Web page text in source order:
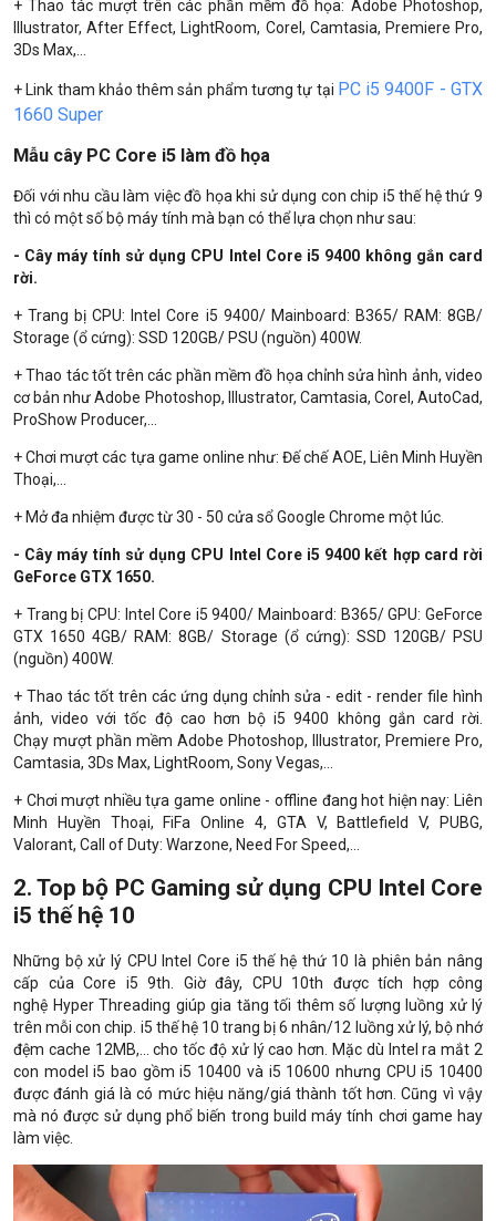
+ Thao tác mượt trên các phần mềm đồ họa: Adobe Photoshop,
Illustrator, After Effect, LightRoom, Corel, Camtasia, Premiere Pro,
3Ds Max,...
+ Link tham khảo thêm sản phẩm tương tự tại PC i5 9400F - GTX
1660 Super
Mẫu cây PC Core i5 làm đồ họa
Đối với nhu cầu làm việc đồ họa khi sử dụng con chip i5 thế hệ thứ 9
thì có một số bộ máy tính mà bạn có thể lựa chọn như sau:
- Cây máy tính sử dụng CPU Intel Core i5 9400 không gắn card
rời.
+ Trang bị CPU: Intel Core i5 9400/ Mainboard: B365/ RAM: 8GB/
Storage (ổ cứng): SSD 120GB/ PSU (nguồn) 400W.
+ Thao tác tốt trên các phần mềm đồ họa chỉnh sửa hình ảnh, video
cơ bản như Adobe Photoshop, Illustrator, Camtasia, Corel, AutoCad,
ProShow Producer,...
+ Chơi mượt các tựa game online như: Đế chế AOE, Liên Minh Huyền
Thoại,...
+ Mở đa nhiệm được từ 30 - 50 cửa sổ Google Chrome một lúc.
- Cây máy tính sử dụng CPU Intel Core i5 9400 kết hợp card rời
GeForce GTX 1650.
+ Trang bị CPU: Intel Core i5 9400/ Mainboard: B365/ GPU: GeForce
GTX 1650 4GB/ RAM: 8GB/ Storage (ổ cứng): SSD 120GB/ PSU
(nguồn) 400W.
+ Thao tác tốt trên các ứng dụng chỉnh sửa - edit - render file hình
ảnh, video với tốc độ cao hơn bộ i5 9400 không gắn card rời.
Chạy mượt phần mềm Adobe Photoshop, Illustrator, Premiere Pro,
Camtasia, 3Ds Max, LightRoom, Sony Vegas,...
+ Chơi mượt nhiều tựa game online - offline đang hot hiện nay: Liên
Minh Huyền Thoại, FiFa Online 4, GTA V, Battlefield V, PUBG,
Valorant, Call of Duty: Warzone, Need For Speed,...
2. Top bộ PC Gaming sử dụng CPU Intel Core
i5 thế hệ 10
Những bộ xử lý CPU Intel Core i5 thế hệ thứ 10 là phiên bản nâng
cấp của Core i5 9th. Giờ đây, CPU 10th được tích hợp công
nghệ Hyper Threading giúp gia tăng tối thêm số lượng luồng xử lý
trên mỗi con chip. i5 thế hệ 10 trang bị 6 nhân/12 luồng xử lý, bộ nhớ
đệm cache 12MB,... cho tốc độ xử lý cao hơn. Mặc dù Intel ra mắt 2
con model i5 bao gồm i5 10400 và i5 10600 nhưng CPU i5 10400
được đánh giá là có mức hiệu năng/giá thành tốt hơn. Cũng vì vậy
mà nó được sử dụng phổ biến trong build máy tính chơi game hay
làm việc.